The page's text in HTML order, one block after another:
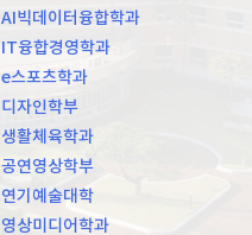
AI빅데이터융합학과
IT융합경영학과
e스포츠학과
디자인학부
생활체육학과
공연영상학부
연기예술대학
영상미디어학과